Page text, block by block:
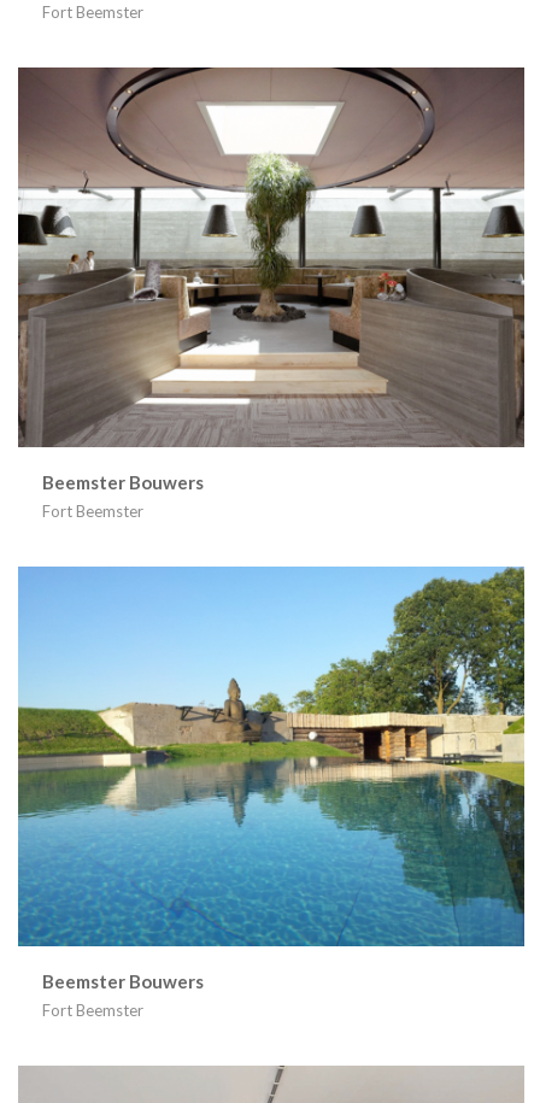
Fort Beemster
Beemster Bouwers
Fort Beemster
Beemster Bouwers
Fort Beemster